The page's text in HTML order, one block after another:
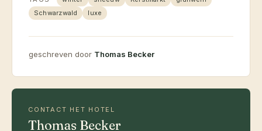
Schwarzwald
luxe
geschreven door Thomas Becker
CONTACT HET HOTEL
Thomas Becker